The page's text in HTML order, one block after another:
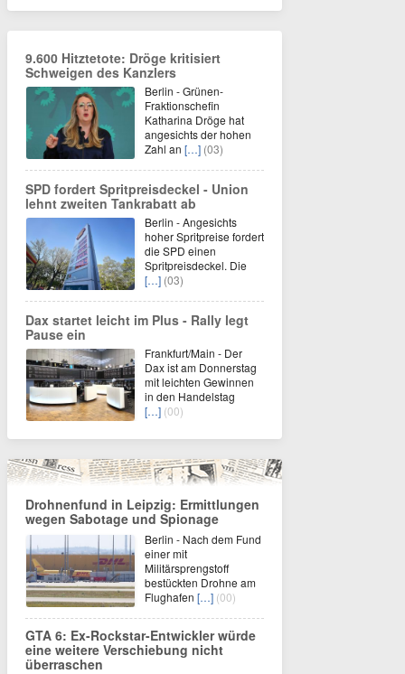
9.600 Hitztetote: Dröge kritisiert
Schweigen des Kanzlers
Berlin - Grünen-
Fraktionschefin
Katharina Dröge hat
angesichts der hohen
Zahl an […] (03)
SPD fordert Spritpreisdeckel - Union
lehnt zweiten Tankrabatt ab
Berlin - Angesichts
hoher Spritpreise fordert
die SPD einen
Spritpreisdeckel. Die
[…] (03)
Dax startet leicht im Plus - Rally legt
Pause ein
Frankfurt/Main - Der
Dax ist am Donnerstag
mit leichten Gewinnen
in den Handelstag
[…] (00)
Drohnenfund in Leipzig: Ermittlungen
wegen Sabotage und Spionage
Berlin - Nach dem Fund
einer mit
Militärsprengstoff
bestückten Drohne am
Flughafen […] (00)
GTA 6: Ex-Rockstar-Entwickler würde
eine weitere Verschiebung nicht
überraschen